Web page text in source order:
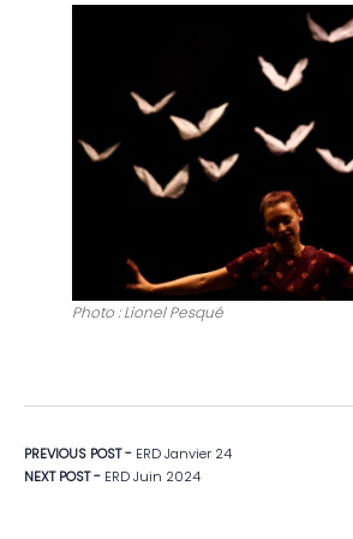
Photo : Lionel Pesqué
Navigation de l’article
PREVIOUS POST - Previous post:
ERD Janvier 24
NEXT POST - Next post:
ERD Juin 2024